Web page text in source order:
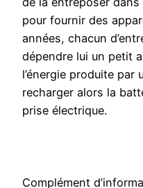
pour fournir des
années, chacun
dépendre lui un petit
l’énergie produite
recharger alors la
prise électrique.
Complément